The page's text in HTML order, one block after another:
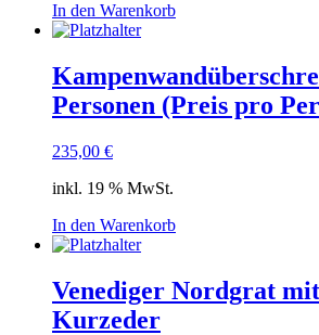
In den Warenkorb
Personen (Preis pro
235,00 €
inkl. 19 % MwSt.
In den Warenkorb
Venediger Nordgrat
Kurzeder